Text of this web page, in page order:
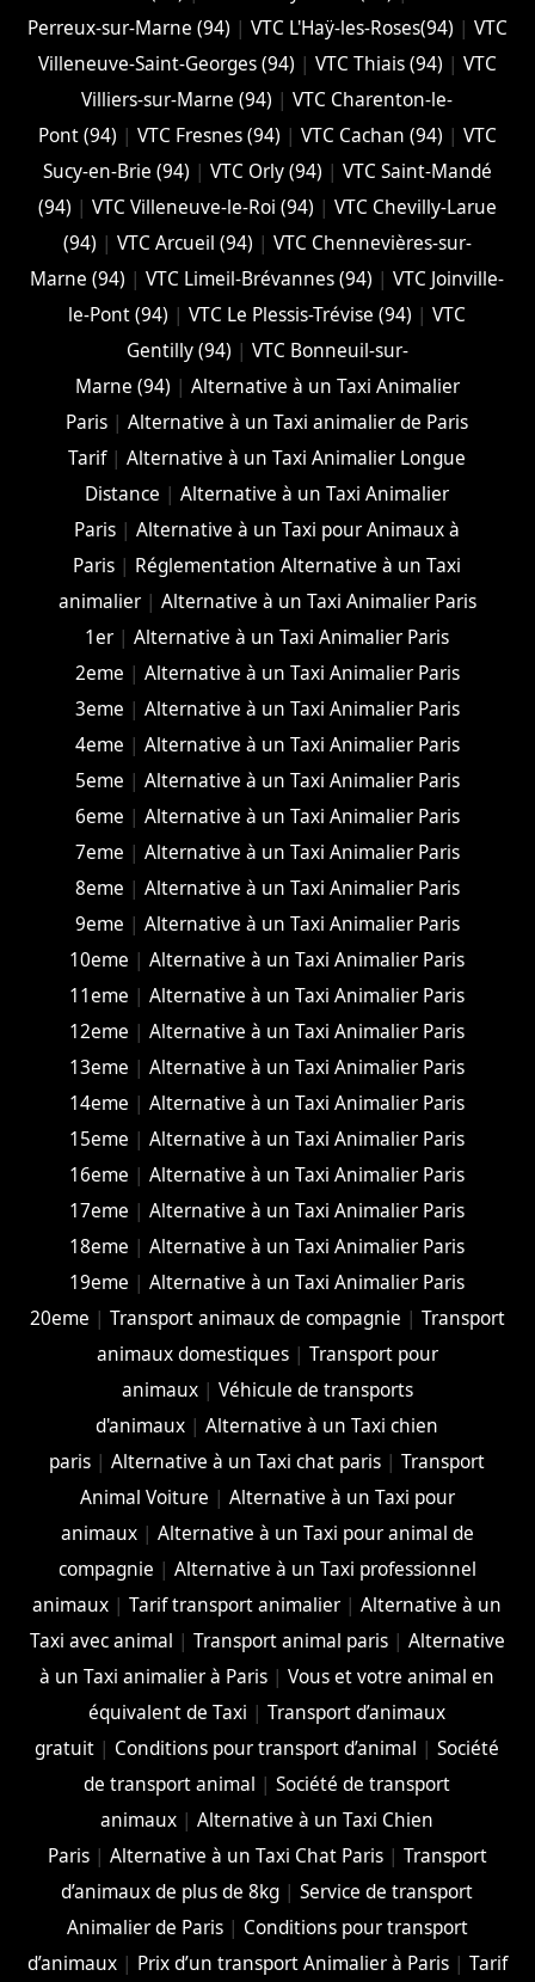
Perreux-sur-Marne (94) | VTC L'Haÿ-les-Roses(94) | VTC
Villeneuve-Saint-Georges (94) | VTC Thiais (94) | VTC
Villiers-sur-Marne (94) |VTC Charenton-le-
Pont (94) | VTC Fresnes (94) | VTC Cachan (94) | VTC
Sucy-en-Brie (94) | VTC Orly (94) | VTC Saint-Mandé
(94) | VTC Villeneuve-le-Roi (94) | VTC Chevilly-Larue
(94) | VTC Arcueil (94) | VTC Chennevières-sur-
Marne (94) |VTC Limeil-Brévannes (94) |VTC Joinville-
le-Pont (94) |VTC Le Plessis-Trévise (94) |VTC
Gentilly (94) | VTC Bonneuil-sur-
Marne (94) | Alternative à un Taxi Animalier
Paris |Alternative à un Taxi animalier de Paris
Tarif|Alternative à un Taxi Animalier Longue
Distance |Alternative à un Taxi Animalier
Paris |Alternative à un Taxi pour Animaux à
Paris | Réglementation Alternative à un Taxi
animalier| Alternative à un Taxi Animalier Paris
1er |Alternative à un Taxi Animalier Paris
2eme | Alternative à un Taxi Animalier Paris
3eme | Alternative à un Taxi Animalier Paris
4eme | Alternative à un Taxi Animalier Paris
5eme | Alternative à un Taxi Animalier Paris
6eme | Alternative à un Taxi Animalier Paris
7eme | Alternative à un Taxi Animalier Paris
8eme | Alternative à un Taxi Animalier Paris
9eme | Alternative à un Taxi Animalier Paris
10eme |Alternative à un Taxi Animalier Paris
11eme |Alternative à un Taxi Animalier Paris
12eme |Alternative à un Taxi Animalier Paris
13eme |Alternative à un Taxi Animalier Paris
14eme |Alternative à un Taxi Animalier Paris
15eme |Alternative à un Taxi Animalier Paris
16eme |Alternative à un Taxi Animalier Paris
17eme |Alternative à un Taxi Animalier Paris
18eme |Alternative à un Taxi Animalier Paris
19eme |Alternative à un Taxi Animalier Paris
20eme | Transport animaux de compagnie | Transport
animaux domestiques| Transport pour
animaux| Véhicule de transports
d'animaux |Alternative à un Taxi chien
paris |Alternative à un Taxi chat paris |Transport
Animal Voiture | Alternative à un Taxi pour
animaux| Alternative à un Taxi pour animal de
compagnie | Alternative à un Taxi professionnel
animaux |Tarif transport animalier |Alternative à un
Taxi avec animal | Transport animal paris| Alternative
à un Taxi animalier à Paris |Vous et votre animal en
équivalent de Taxi |Transport d’animaux
gratuit | Conditions pour transport d’animal |Société
de transport animal |Société de transport
animaux |Alternative à un Taxi Chien
Paris| Alternative à un Taxi Chat Paris| Transport
d’animaux de plus de 8kg |Service de transport
Animalier de Paris| Conditions pour transport
d’animaux| Prix d’un transport Animalier à Paris| Tarif